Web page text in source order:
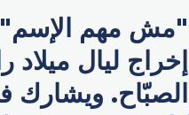
إخراج ليال
الصبّاح. ويشارك